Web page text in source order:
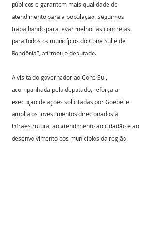
públicos e garantem mais qualidade de
atendimento para a população. Seguimos
trabalhando para levar melhorias concretas
para todos os municípios do Cone Sul e de
Rondônia”, afirmou o deputado.
A visita do governador ao Cone Sul,
acompanhada pelo deputado, reforça a
execução de ações solicitadas por Goebel e
amplia os investimentos direcionados à
infraestrutura, ao atendimento ao cidadão e ao
desenvolvimento dos municípios da região.